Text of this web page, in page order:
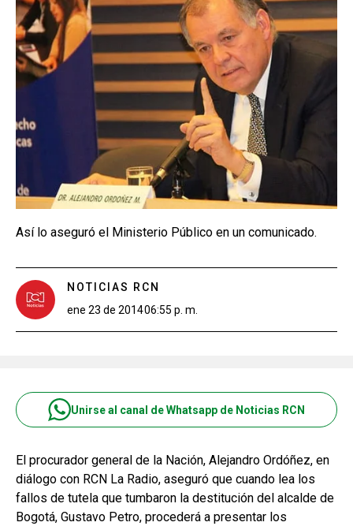
Así lo aseguró el Ministerio Público en un comunicado.
NOTICIAS RCN
ene 23 de 201406:55 p. m.
Unirse al canal de Whatsapp de Noticias RCN
El procurador general de la Nación, Alejandro Ordóñez, en
diálogo con RCN La Radio, aseguró que cuando lea los
fallos de tutela que tumbaron la destitución del alcalde de
Bogotá, Gustavo Petro, procederá a presentar los